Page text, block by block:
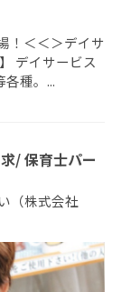
！＜＜＞デイサ
デイサービス
種。...
/ 保育士パー
（株式会社